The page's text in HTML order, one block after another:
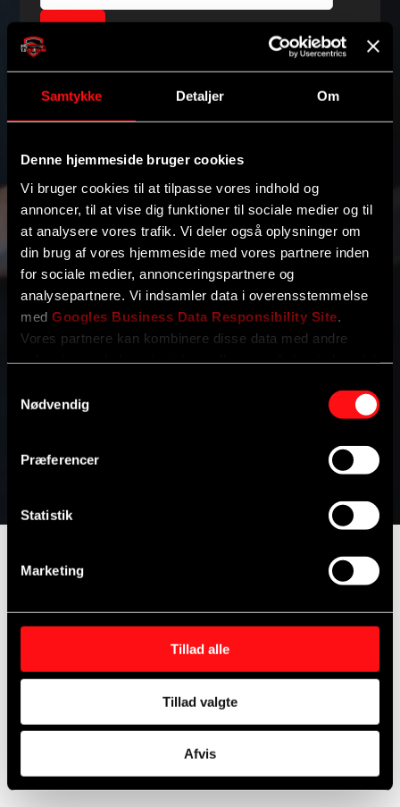
Samtykke Detaljer Om
Denne hjemmeside bruger cookies
Vi bruger cookies til at tilpasse vores indhold og
annoncer, til at vise dig funktioner til sociale medier og til
at analysere vores trafik. Vi deler også oplysninger om
din brug af vores hjemmeside med vores partnere inden
for sociale medier, annonceringspartnere og
analysepartnere. Vi indsamler data i overensstemmelse
med Googles Business Data Responsibility Site
Vores partnere kan kombinere disse data med andre
Nødvendig
Præferencer
Statistik
Marketing
Tillad alle
Tillad valgte
Afvis
Fjern
Tilføj filer (max 5)